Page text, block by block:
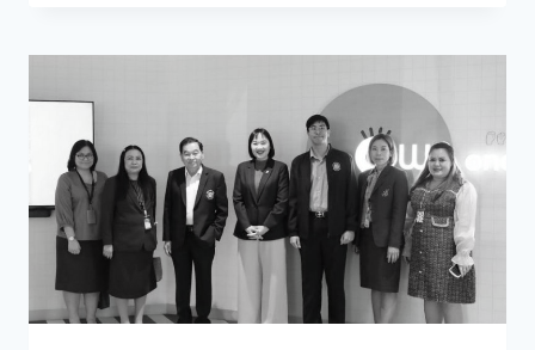
สาระ”
หัวข้อ
“รัก
ทุก
สิ่ง
เพราะ…
มี
ความ
สุข”